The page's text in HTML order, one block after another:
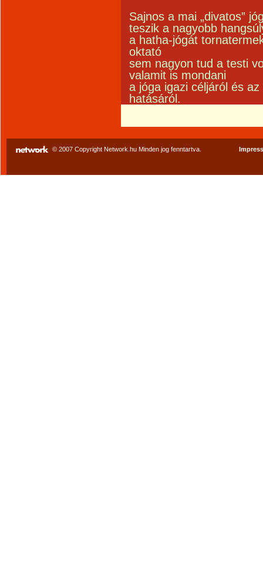
Sajnos a mai „divatos”
teszik a nagyobb
a hatha-jógát
oktató
sem nagyon tud a testi
valamit is mondani
a jóga igazi céljáról és
hatásáról.
© 2007 Copyright Network.hu Minden jog fenntartva.